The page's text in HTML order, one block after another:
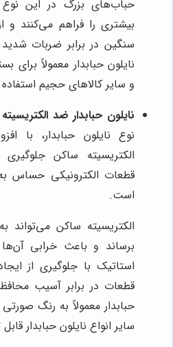
حباب‌های بزرگ در این نوع
بیشتری را فراهم می‌کنند و
سنگین در برابر ضربات
نایلون حبابدار معمولاً برای
و سایر کالاهای حجیم
نایلون حبابدار ضد
نوع نایلون حبابدار، با
الکتریسیته ساکن
قطعات الکترونیکی حساس
است.
الکتریسیته ساکن می‌تواند
برساند و باعث خرابی آن‌ها
استاتیک با جلوگیری از
قطعات در برابر آسیب
حبابدار معمولاً به رنگ
سایر انواع نایلون حبابدار